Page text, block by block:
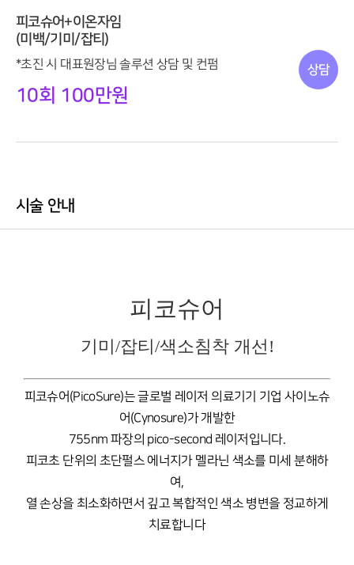
피코슈어+이온자임
(미백/기미/잡티)
*초진 시 대표원장님 솔루션 상담 및 컨펌
10회 100만원
상담
시술 안내
피코슈어
기미/잡티/색소침착 개선 !
피코슈어(PicoSure)는 글로벌 레이저 의료기기 기업 사이노슈
어(Cynosure)가 개발한
755nm 파장의 pico-second 레이저입니다.
피코초 단위의 초단펄스 에너지가 멜라닌 색소를 미세 분해하
여,
열 손상을 최소화하면서 깊고 복합적인 색소 병변을 정교하게
치료합니다